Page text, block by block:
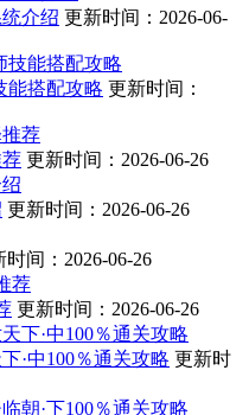
介绍 更新时间：2026-06-
能搭配攻略 更新时间：
更新时间：2026-06-26
更新时间：2026-06-26
时间：2026-06-26
更新时间：2026-06-26
·中100％通关攻略 更新时